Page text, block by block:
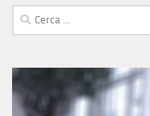
Ricerca
per: